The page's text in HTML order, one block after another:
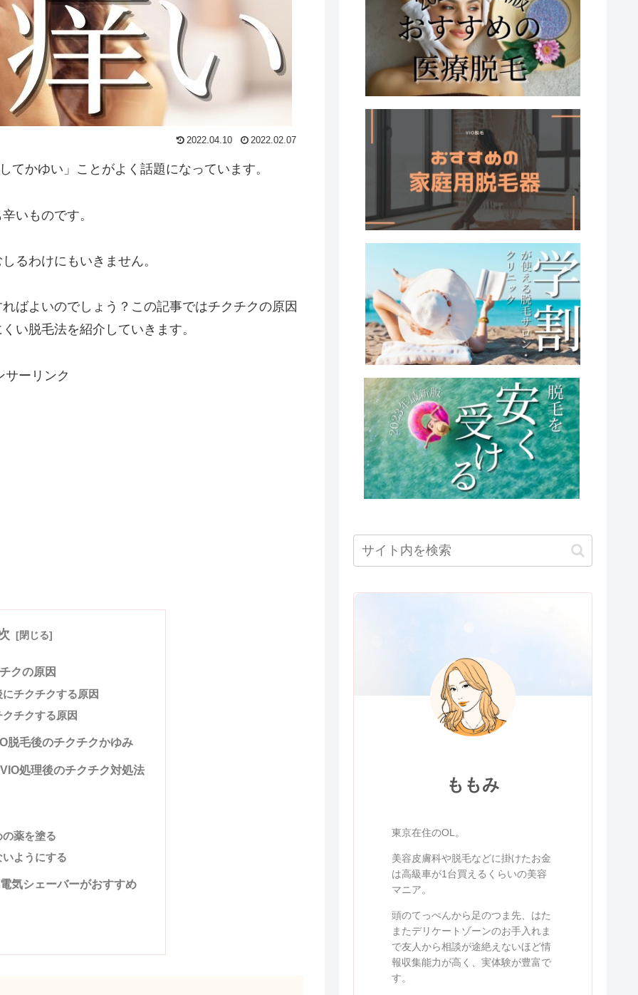
2022.04.10 2022.02.07
かゆい」ことがよく話題になっています。
いものです。
るわけにもいきません。
ばよいのでしょう？この記事ではチクチクの原因
い脱毛法を紹介していきます。
サーリンク
クの原因
チクチクする原因
チクする原因
脱毛後のチクチクかゆみ
処理後のチクチク対処法
薬を塗る
ようにする
気シェーバーがおすすめ
ももみ
東京在住のOL。
美容皮膚科や脱毛などに掛けたお金
は高級車が1台買えるくらいの美容
マニア。
頭のてっぺんから足のつま先、はた
またデリケートゾーンのお手入れま
で友人から相談が途絶えないほど情
報収集能力が高く、実体験が豊富で
す。